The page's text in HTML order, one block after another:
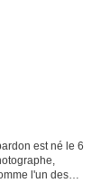
est né le 6
l'un des